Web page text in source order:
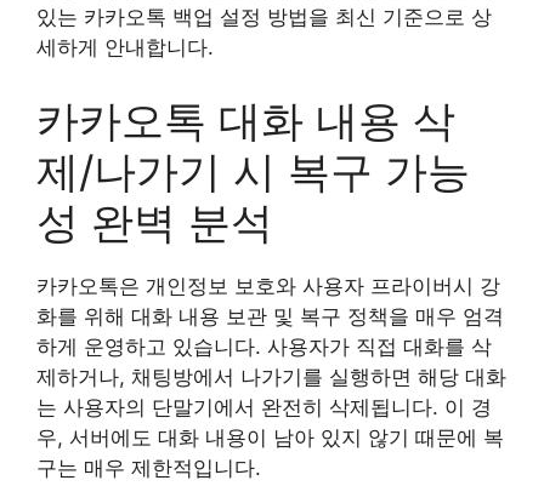
있는 카카오톡 백업 설정 방법을 최신 기준으로 상
세하게 안내합니다.
카카오톡 대화 내용 삭
제/나가기 시 복구 가능
성 완벽 분석
카카오톡은 개인정보 보호와 사용자 프라이버시 강
화를 위해 대화 내용 보관 및 복구 정책을 매우 엄격
하게 운영하고 있습니다. 사용자가 직접 대화를 삭
제하거나, 채팅방에서 나가기를 실행하면 해당 대화
는 사용자의 단말기에서 완전히 삭제됩니다. 이 경
우, 서버에도 대화 내용이 남아 있지 않기 때문에 복
구는 매우 제한적입니다.